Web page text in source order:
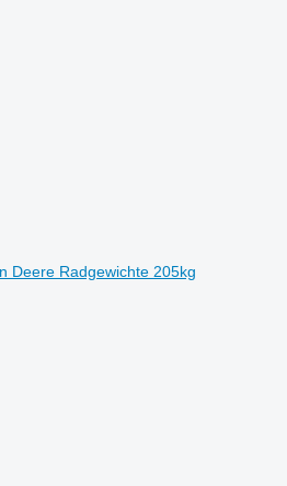
Deere Radgewichte 205kg